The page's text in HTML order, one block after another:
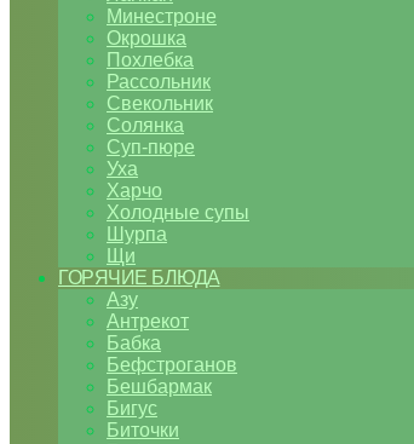
Минестроне
Окрошка
Похлебка
Рассольник
Свекольник
Солянка
Суп-пюре
Уха
Харчо
Холодные супы
Шурпа
Щи
ГОРЯЧИЕ БЛЮДА
Азу
Антрекот
Бабка
Бефстроганов
Бешбармак
Бигус
Биточки